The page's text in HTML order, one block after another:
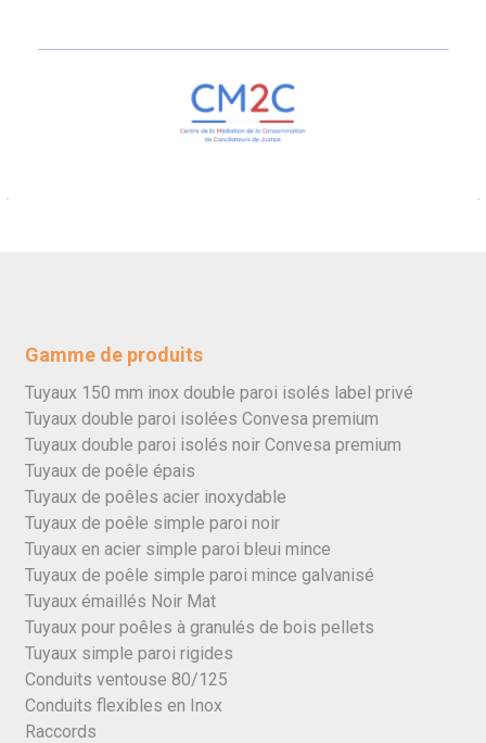
Gamme de produits
Tuyaux 150 mm inox double paroi isolés label privé
Tuyaux double paroi isolées Convesa premium
Tuyaux double paroi isolés noir Convesa premium
Tuyaux de poêle épais
Tuyaux de poêles acier inoxydable
Tuyaux de poêle simple paroi noir
Tuyaux en acier simple paroi bleui mince
Tuyaux de poêle simple paroi mince galvanisé
Tuyaux émaillés Noir Mat
Tuyaux pour poêles à granulés de bois pellets
Tuyaux simple paroi rigides
Conduits ventouse 80/125
Conduits flexibles en Inox
Raccords